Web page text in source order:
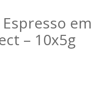
em
– 10x5g